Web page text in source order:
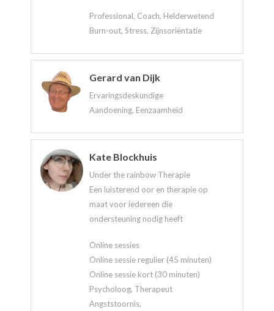
Professional, Coach, Helderwetend
Burn-out, Stress, Zijnsoriëntatie
Gerard van Dijk
Ervaringsdeskundige
Aandoening, Eenzaamheid
Kate Blockhuis
Under the rainbow Therapie
Een luisterend oor en therapie op
maat voor iedereen die
ondersteuning nodig heeft
Online sessies
Online sessie regulier (45 minuten)
Online sessie kort (30 minuten)
Psycholoog, Therapeut
Angststoornis,